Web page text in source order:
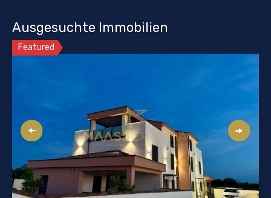
Ausgesuchte Immobilien
Featured